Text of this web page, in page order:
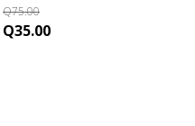
Q75.00
Original
Q35.00Current